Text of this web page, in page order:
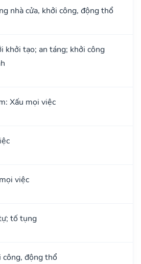
nhà cửa, khởi công, động thổ
khởi tạo; an táng; khởi công
Xấu mọi việc
việc
tố tụng
công, động thổ